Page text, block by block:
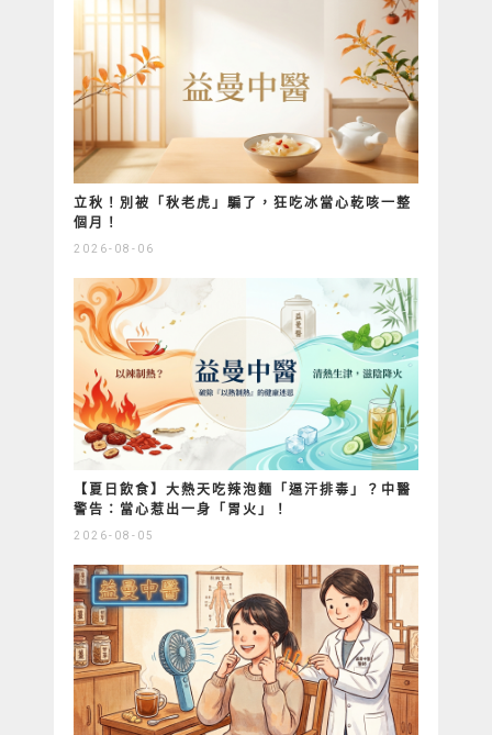
立秋！別被「秋老虎」騙了，狂吃冰當心乾咳一整
個月！
2026-08-06
【夏日飲食】大熱天吃辣泡麵「逼汗排毒」？中醫
警告：當心惹出一身「胃火」！
2026-08-05